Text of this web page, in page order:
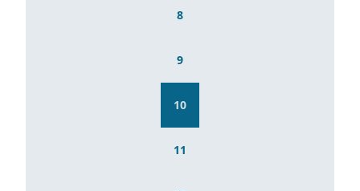
8
9
10
11